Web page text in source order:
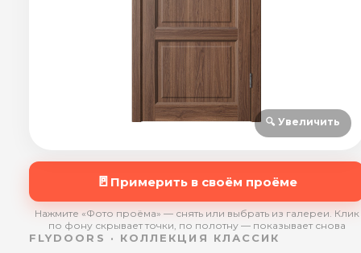
🔍 Увеличить
🚪 Примерить в своём проёме
Нажмите «Фото проёма» — снять или выбрать из галереи. Клик
по фону скрывает точки, по полотну — показывает снова
FLYDOORS · КОЛЛЕКЦИЯ КЛАССИК